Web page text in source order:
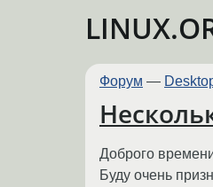
Форум —
Доброго
Буду очень